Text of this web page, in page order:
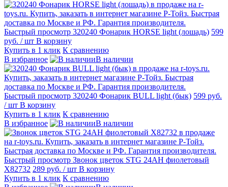
Быстрый просмотр 320240 Фонарик HORSE light (лошадь) 599
руб. / шт В корзину
Купить в 1 клик К сравнению
В избранное
В наличии
Быстрый просмотр 320240 Фонарик BULL light (бык) 599 руб.
/ шт В корзину
Купить в 1 клик К сравнению
В избранное
В наличии
Быстрый просмотр Звонок цветок STG 24AH фиолетовый
X82732 289 руб. / шт В корзину
Купить в 1 клик К сравнению